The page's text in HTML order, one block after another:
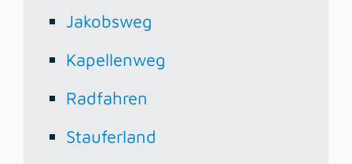
Jakobsweg
Kapellenweg
Radfahren
Stauferland